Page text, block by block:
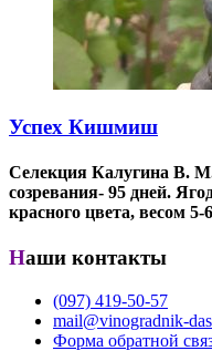
Успех Кишмиш
Селекция Калугина В.
созревания- 95 дней.
красного цвета, весом
Наши контакты
(097) 419-50-57
mail@vinogradnik-
Форма обратной